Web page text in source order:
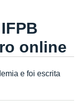
online
e foi escrita